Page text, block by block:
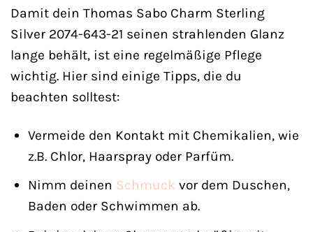
Damit dein Thomas Sabo Charm Sterling
Silver 2074-643-21 seinen strahlenden Glanz
lange behält, ist eine regelmäßige Pflege
wichtig. Hier sind einige Tipps, die du
beachten solltest:
Vermeide den Kontakt mit Chemikalien, wie
z.B. Chlor, Haarspray oder Parfüm.
Nimm deinen Schmuck vor dem Duschen,
Baden oder Schwimmen ab.